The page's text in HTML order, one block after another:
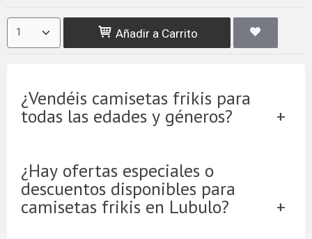
Añadir a Carrito
¿Vendéis camisetas frikis para
todas las edades y géneros?
¿Hay ofertas especiales o
descuentos disponibles para
camisetas frikis en Lubulo?